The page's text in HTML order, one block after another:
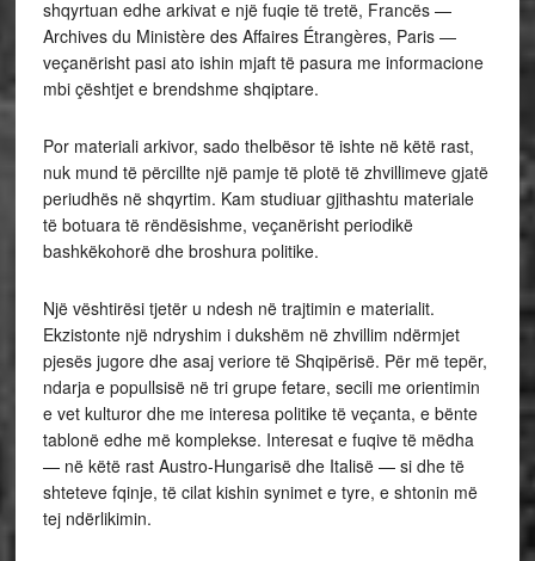
shqyrtuan edhe arkivat e një fuqie të tretë, Francës —
Archives du Ministère des Affaires Étrangères, Paris —
veçanërisht pasi ato ishin mjaft të pasura me informacione
mbi çështjet e brendshme shqiptare.
Por materiali arkivor, sado thelbësor të ishte në këtë rast,
nuk mund të përcillte një pamje të plotë të zhvillimeve gjatë
periudhës në shqyrtim. Kam studiuar gjithashtu materiale
të botuara të rëndësishme, veçanërisht periodikë
bashkëkohorë dhe broshura politike.
Një vështirësi tjetër u ndesh në trajtimin e materialit.
Ekzistonte një ndryshim i dukshëm në zhvillim ndërmjet
pjesës jugore dhe asaj veriore të Shqipërisë. Për më tepër,
ndarja e popullsisë në tri grupe fetare, secili me orientimin
e vet kulturor dhe me interesa politike të veçanta, e bënte
tablonë edhe më komplekse. Interesat e fuqive të mëdha
— në këtë rast Austro-Hungarisë dhe Italisë — si dhe të
shteteve fqinje, të cilat kishin synimet e tyre, e shtonin më
tej ndërlikimin.